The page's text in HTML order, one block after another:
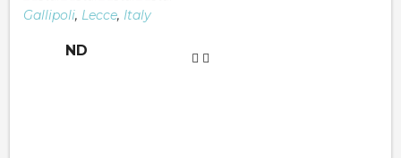
Gallipoli, Lecce, Italy
ND